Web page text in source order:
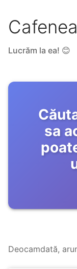
Lucrăm la ea! 😊
sa
Deocamdată,